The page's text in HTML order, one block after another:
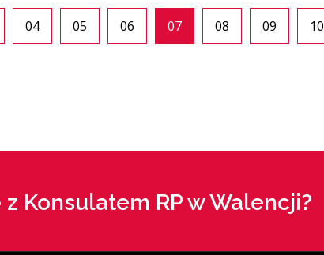
04 05 06 07 08 09 10
Konsulatem RP w Walencji?